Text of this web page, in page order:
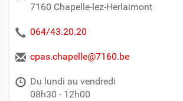
7160 Chapelle-lez-Herlaimont
064/43.20.20
cpas.chapelle@7160.be
Du lundi au vendredi
08h30 - 12h00